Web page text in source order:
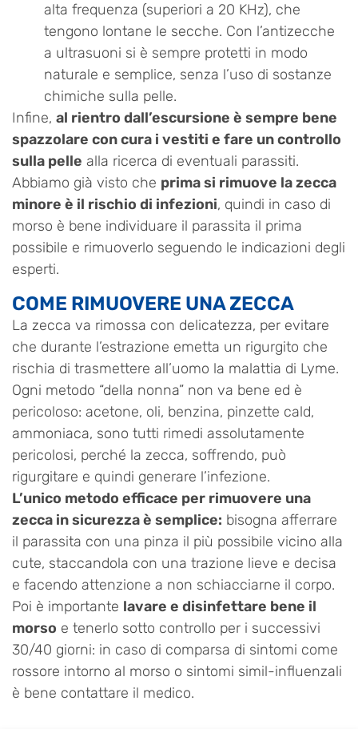
alta frequenza (superiori a 20 KHz), che
tengono lontane le secche. Con l’antizecche
a ultrasuoni si è sempre protetti in modo
naturale e semplice, senza l’uso di sostanze
chimiche sulla pelle.
Infine, al rientro dall’escursione è sempre bene
spazzolare con cura i vestiti e fare un controllo
sulla pelle alla ricerca di eventuali parassiti.
Abbiamo già visto che prima si rimuove la zecca
minore è il rischio di infezioni, quindi in caso di
morso è bene individuare il parassita il prima
possibile e rimuoverlo seguendo le indicazioni degli
esperti.
COME RIMUOVERE UNA ZECCA
La zecca va rimossa con delicatezza, per evitare
che durante l’estrazione emetta un rigurgito che
rischia di trasmettere all’uomo la malattia di Lyme.
Ogni metodo “della nonna” non va bene ed è
pericoloso: acetone, oli, benzina, pinzette cald,
ammoniaca, sono tutti rimedi assolutamente
pericolosi, perché la zecca, soffrendo, può
rigurgitare e quindi generare l’infezione.
L’unico metodo efficace per rimuovere una
zecca in sicurezza è semplice: bisogna afferrare
il parassita con una pinza il più possibile vicino alla
cute, staccandola con una trazione lieve e decisa
e facendo attenzione a non schiacciarne il corpo.
Poi è importante lavare e disinfettare bene il
morso e tenerlo sotto controllo per i successivi
30/40 giorni: in caso di comparsa di sintomi come
rossore intorno al morso o sintomi simil-influenzali
è bene contattare il medico.